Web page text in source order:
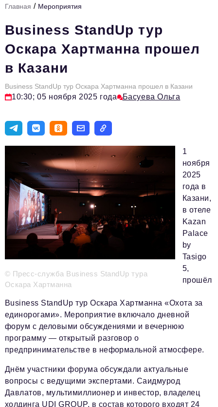
Тема номера
HR
Персона номера
Инфраструктура развития
Туризм
Инвестиции
ОПК
Авторские материалы
Видео
Телефон редакции:+7 495 727-01-67
Электронные почты редакции:
Информационный отдел
info@business-magazine.online
reklama@business-magazine.online
Отдел распространения/редакционная подписка
podpiska@business-magazine.online
Отдел по работе с партнерами
partner@business-magazine.online
Главная / Мероприятия
Business StandUp тур
Оскара Хартманна прошел
в Казани
Business StandUp тур Оскара Хартманна прошел в Казани
10:30; 05 ноября 2025 года Басуева Ольга
© Пресс-служба Business StandUp тура
Оскара Хартманна
1
ноября
2025
года в
Казани,
в отеле
Kazan
Palace
by
Tasigo
5,
прошёл
Business StandUp тур Оскара Хартманна «Охота за
единорогами». Мероприятие включало дневной
форум с деловыми обсуждениями и вечернюю
программу — открытый разговор о
предпринимательстве в неформальной атмосфере.
Днём участники форума обсуждали актуальные
вопросы с ведущими экспертами. Саидмурод
Давлатов, мультимиллионер и инвестор, владелец
холдинга UDI GROUP, в состав которого входят 24